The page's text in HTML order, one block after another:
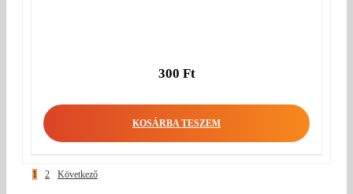
300 Ft
KOSÁRBA TESZEM
1 2 Következő